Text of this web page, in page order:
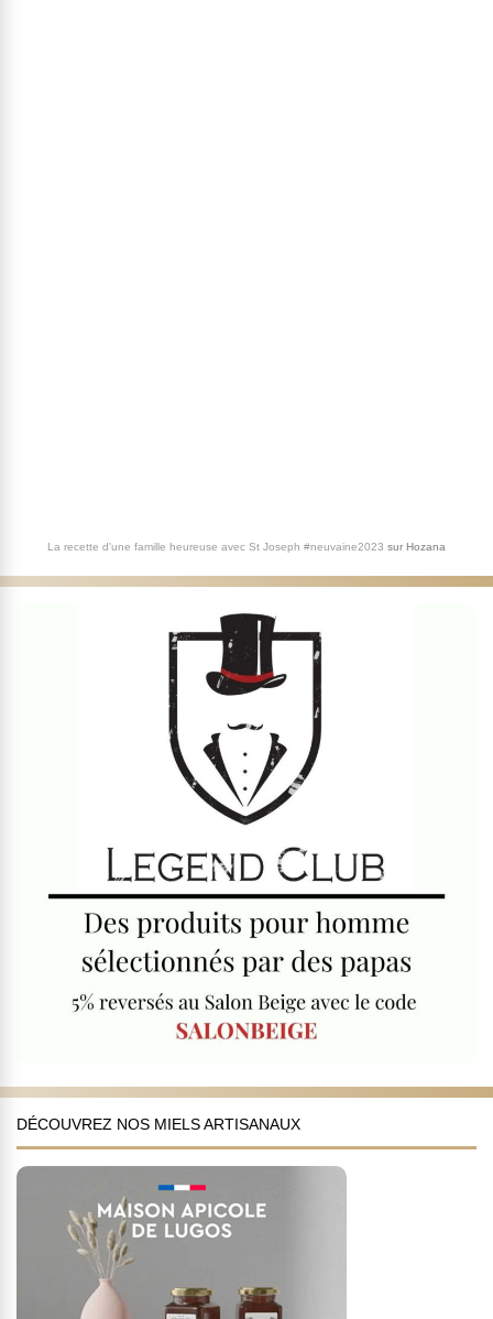
La recette d'une famille heureuse avec St Joseph #neuvaine2023 sur Hozana
DÉCOUVREZ NOS MIELS ARTISANAUX